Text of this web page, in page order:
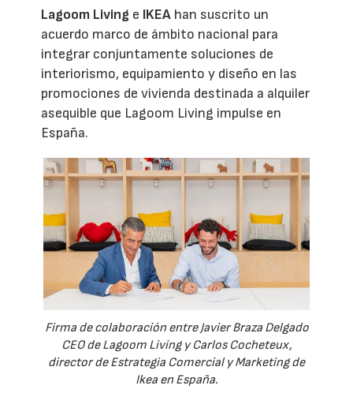
Lagoom Living e IKEA han suscrito un
acuerdo marco de ámbito nacional para
integrar conjuntamente soluciones de
interiorismo, equipamiento y diseño en las
promociones de vivienda destinada a alquiler
asequible que Lagoom Living impulse en
España.
Firma de colaboración entre Javier Braza Delgado
CEO de Lagoom Living y Carlos Cocheteux,
director de Estrategia Comercial y Marketing de
Ikea en España.